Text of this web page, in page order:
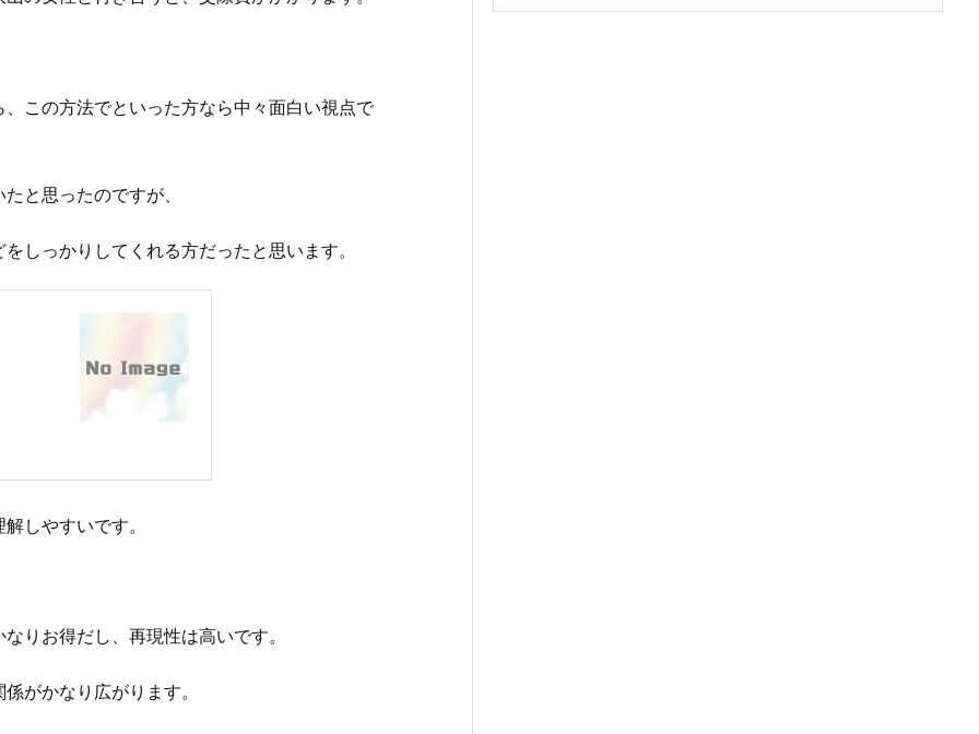
この方法でといった方なら中々面白い視点で
と思ったのですが、
しっかりしてくれる方だったと思います。
しやすいです。
りお得だし、再現性は高いです。
がかなり広がります。